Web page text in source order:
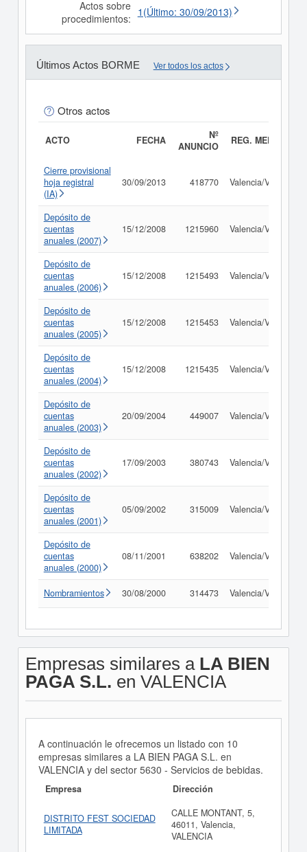
Actos sobre
procedimientos: 1(Último: 30/09/2013)
Últimos Actos BORME Ver todos los actos
Otros actos
ACTO FECHA
Nº
ANUNCIO
REG. MERC.
Cierre provisional
hoja registral
(IA)
30/09/2013 418770 Valencia/València
Depósito de
cuentas
anuales (2007)
15/12/2008 1215960 Valencia/València
Depósito de
cuentas
anuales (2006)
15/12/2008 1215493 Valencia/València
Depósito de
cuentas
anuales (2005)
15/12/2008 1215453 Valencia/València
Depósito de
cuentas
anuales (2004)
15/12/2008 1215435 Valencia/València
Depósito de
cuentas
anuales (2003)
20/09/2004 449007 Valencia/València
Depósito de
cuentas
anuales (2002)
17/09/2003 380743 Valencia/València
Depósito de
cuentas
anuales (2001)
05/09/2002 315009 Valencia/València
Depósito de
cuentas
anuales (2000)
08/11/2001 638202 Valencia/València
Nombramientos 30/08/2000 314473 Valencia/València
Empresas similares a LA BIEN
PAGA S.L. en VALENCIA
A continuación le ofrecemos un listado con 10
empresas similares a LA BIEN PAGA S.L. en
VALENCIA y del sector 5630 - Servicios de bebidas.
Empresa Dirección
DISTRITO FEST SOCIEDAD
LIMITADA
CALLE MONTANT, 5,
46011, Valencia,
VALENCIA